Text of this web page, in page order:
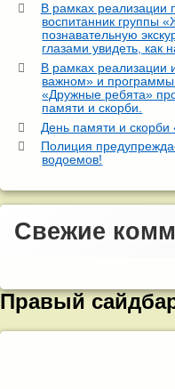
В рамках реализации
воспитанник группы
познавательную
глазами увидеть, как
В рамках реализации
важном» и программы
«Дружные ребята»
памяти и скорби.
День памяти и скорби
Полиция
водоемов!
Свежие
Правый